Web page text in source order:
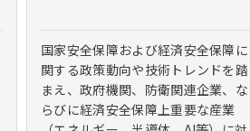
国家安全保障および経済安全保障に
関する政策動向や技術トレンドを踏
まえ、政府機関、防衛関連企業、な
らびに経済安全保障上重要な産業